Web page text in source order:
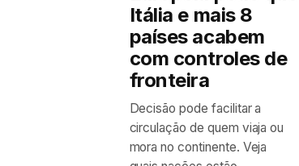
Itália e mais 8
países acabem
com controles de
fronteira
Decisão pode facilitar a
circulação de quem viaja ou
mora no continente. Veja